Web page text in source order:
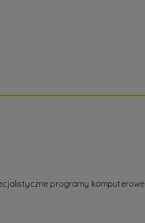
programy komputerowe,